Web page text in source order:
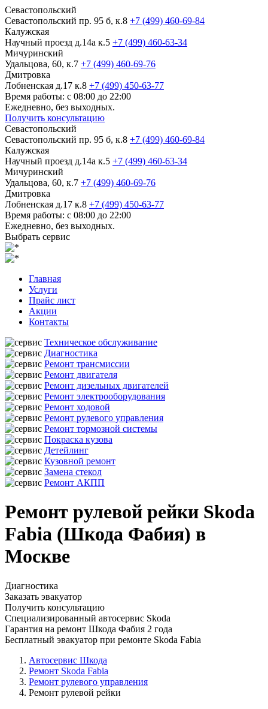
Севастопольский
Севастопольский пр. 95 б, к.8 +7 (499) 460-69-84
Калужская
Научный проезд д.14а к.5 +7 (499) 460-63-34
Мичуринский
Удальцова, 60, к.7 +7 (499) 460-69-76
Дмитровка
Лобненская д.17 к.8 +7 (499) 450-63-77
Время работы: с 08:00 до 22:00
Ежедневно, без выходных.
Получить консультацию
Севастопольский
Севастопольский пр. 95 б, к.8 +7 (499) 460-69-84
Калужская
Научный проезд д.14а к.5 +7 (499) 460-63-34
Мичуринский
Удальцова, 60, к.7 +7 (499) 460-69-76
Дмитровка
Лобненская д.17 к.8 +7 (499) 450-63-77
Время работы: с 08:00 до 22:00
Ежедневно, без выходных.
Выбрать сервис
Главная
Услуги
Прайс лист
Акции
Контакты
Техническое обслуживание
Диагностика
Ремонт трансмиссии
Ремонт двигателя
Ремонт дизельных двигателей
Ремонт электрооборудования
Ремонт ходовой
Ремонт рулевого управления
Ремонт тормозной системы
Покраска кузова
Детейлинг
Кузовной ремонт
Замена стекол
Ремонт АКПП
Ремонт рулевой рейки Skoda
Fabia (Шкода Фабия) в
Москве
Диагностика
Заказать эвакуатор
Получить консультацию
Специализированный автосервис Skoda
Гарантия на ремонт Шкода Фабия 2 года
Бесплатный эвакуатор при ремонте Skoda Fabia
Автосервис Шкода
Ремонт Skoda Fabia
Ремонт рулевого управления
Ремонт рулевой рейки